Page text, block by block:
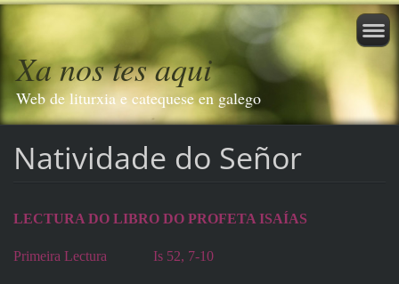
Xa nos tes aqui
Web de liturxia e catequese en galego
Natividade do Señor
LECTURA DO LIBRO DO PROFETA ISAÍAS
Primeira Lectura Is 52, 7-10